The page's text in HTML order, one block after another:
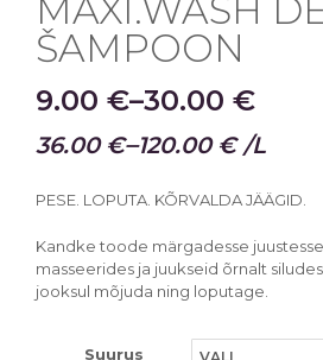
MAXI.WASH
ŠAMPOON
9.00 €–30.00 €
36.00 €–120.00 € /L
PESE. LOPUTA. KÕRVALDA JÄÄGID.
Kandke toode märgadesse
masseerides ja juukseid õrnalt
jooksul mõjuda ning loputage.
Suurus